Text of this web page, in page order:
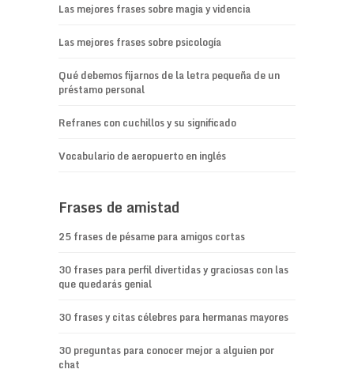
Las mejores frases sobre magia y videncia
Las mejores frases sobre psicología
Qué debemos fijarnos de la letra pequeña de un
préstamo personal
Refranes con cuchillos y su significado
Vocabulario de aeropuerto en inglés
Frases de amistad
25 frases de pésame para amigos cortas
30 frases para perfil divertidas y graciosas con las
que quedarás genial
30 frases y citas célebres para hermanas mayores
30 preguntas para conocer mejor a alguien por
chat